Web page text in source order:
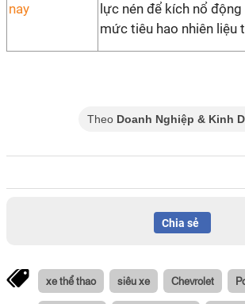
lực nén để kích nổ
mức tiêu hao nhiên liệu
Theo Doanh Nghiệp & Kinh
Chia sẻ
xe thể thao siêu xe Chevrolet